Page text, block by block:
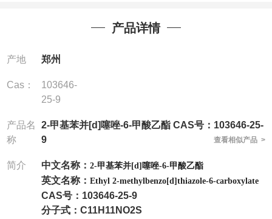
产品详情
产地 郑州
Cas：
103646-
25-9
产品名
称
2-甲基苯并[d]噻唑-6-甲酸乙酯 CAS号：103646-25-
9
查看相似产品 >
简介 中文名称： 2-甲基苯并[d]噻唑-6-甲酸乙酯
英文名称： Ethyl 2-methylbenzo[d]thiazole-6-carboxylate
CAS号： 103646-25-9
分子式： C11H11NO2S